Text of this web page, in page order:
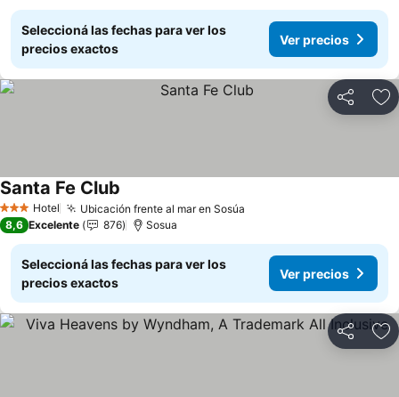
Seleccioná las fechas para ver los
precios exactos
Ver precios
Compartir
3 Estrellas
Hotel Ubicación frente al mar en Sosúa
Santa Fe Club
8,6 Excelente 876 Sosua
Seleccioná las fechas para ver los
precios exactos
Ver precios
Compartir